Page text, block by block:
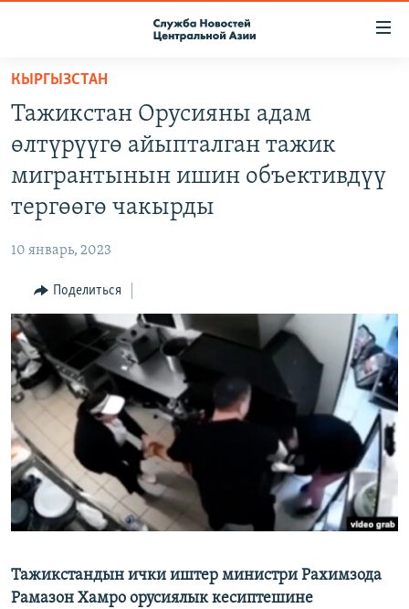
Вернуться
основному
содержанию
Вернутся
главной
Вернутся
поиску
КОНТАКТЫ
МИГРАНТ МЕДИА
КЫРГЫЗСТАН
Тажикстан Орусияны адам
өлтүрүүгө айыпталган тажик
мигрантынын ишин объективдүү
тергөөгө чакырды
10 январь, 2023
Поделиться
Тажикстандын ички иштер министри Рахимзода
Рамазон Хамро орусиялык кесиптешине